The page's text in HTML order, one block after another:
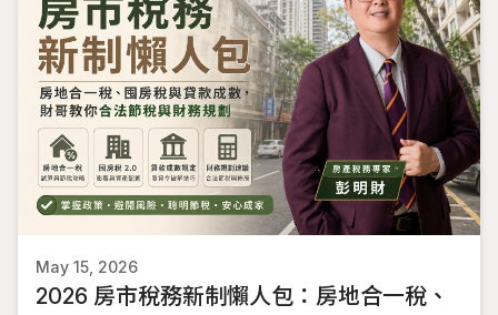
May 15, 2026
2026 房市稅務新制懶人包：房地合一稅、